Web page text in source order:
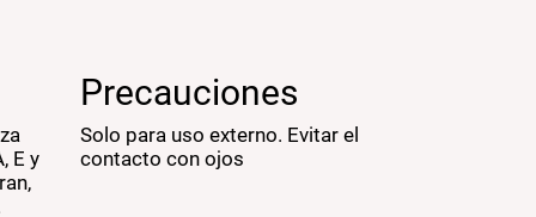
E y
Precauciones
Solo para uso externo. Evitar el
contacto con ojos